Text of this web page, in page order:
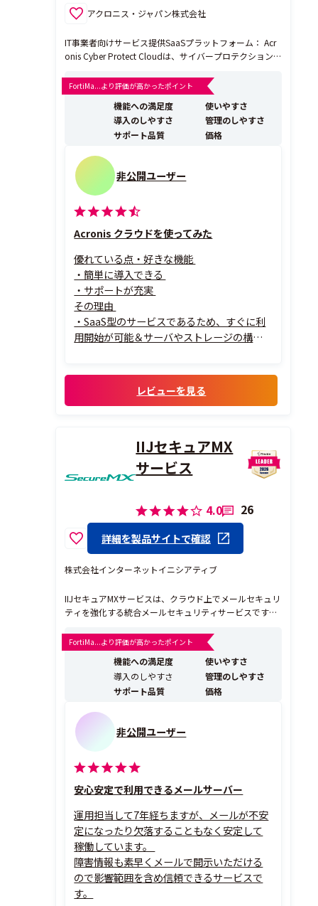
アクロニス・ジャパン株式会社
IT事業者向けサービス提供SaaSプラットフォーム： Acr
onis Cyber Protect Cloudは、サイバープロテクション
キュリティ」、「データ保護」、「エンドポイント管
理」をオールインワンで提供するサービス事業者向けの
サイバープロテクションサー...
FortiMa...より評価が高かったポイント
機能への満足度
使いやすさ
導入のしやすさ
管理のしやすさ
サポート品質
価格
非公開ユーザー
Acronis クラウドを使ってみた
優れている点・好きな機能
・簡単に導入できる
・サポートが充実
その理由
・SaaS型のサービスであるため、すぐに利
用開始が可能＆サーバやストレージの構築
のデータをAcronis Cyber Protect Cloudに
バックアップすることも可能
レビューを見る
IIJセキュアMX
サービス
4.0 26
詳細を製品サイトで確認
株式会社インターネットイニシアティブ
IIJセキュアMXサービスは、クラウド上でメールセキュリ
ティを強化する統合メールセキュリティサービスです。
内部不正対策など、メールの受信・送信のセキュリティ
対策をワンストップで実現します。 ＜IIJセキュアMXサ
ービスの特長＞ ●多層的なフィル...
FortiMa...より評価が高かったポイント
機能への満足度
使いやすさ
導入のしやすさ
管理のしやすさ
サポート品質
価格
非公開ユーザー
安心安定で利用できるメールサーバー
運用担当して7年経ちますが、メールが不安
定になったり欠落することもなく安定して
稼働しています。
障害情報も素早くメールで開示いただける
ので影響範囲を含め信頼できるサービスで
す。